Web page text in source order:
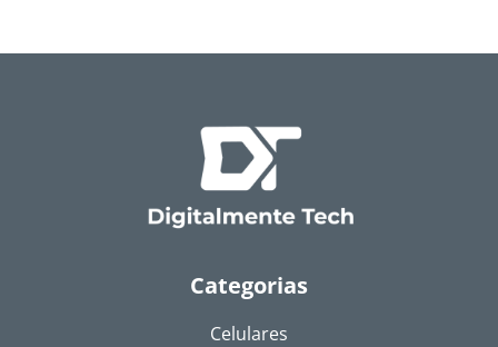
Categorias
Celulares